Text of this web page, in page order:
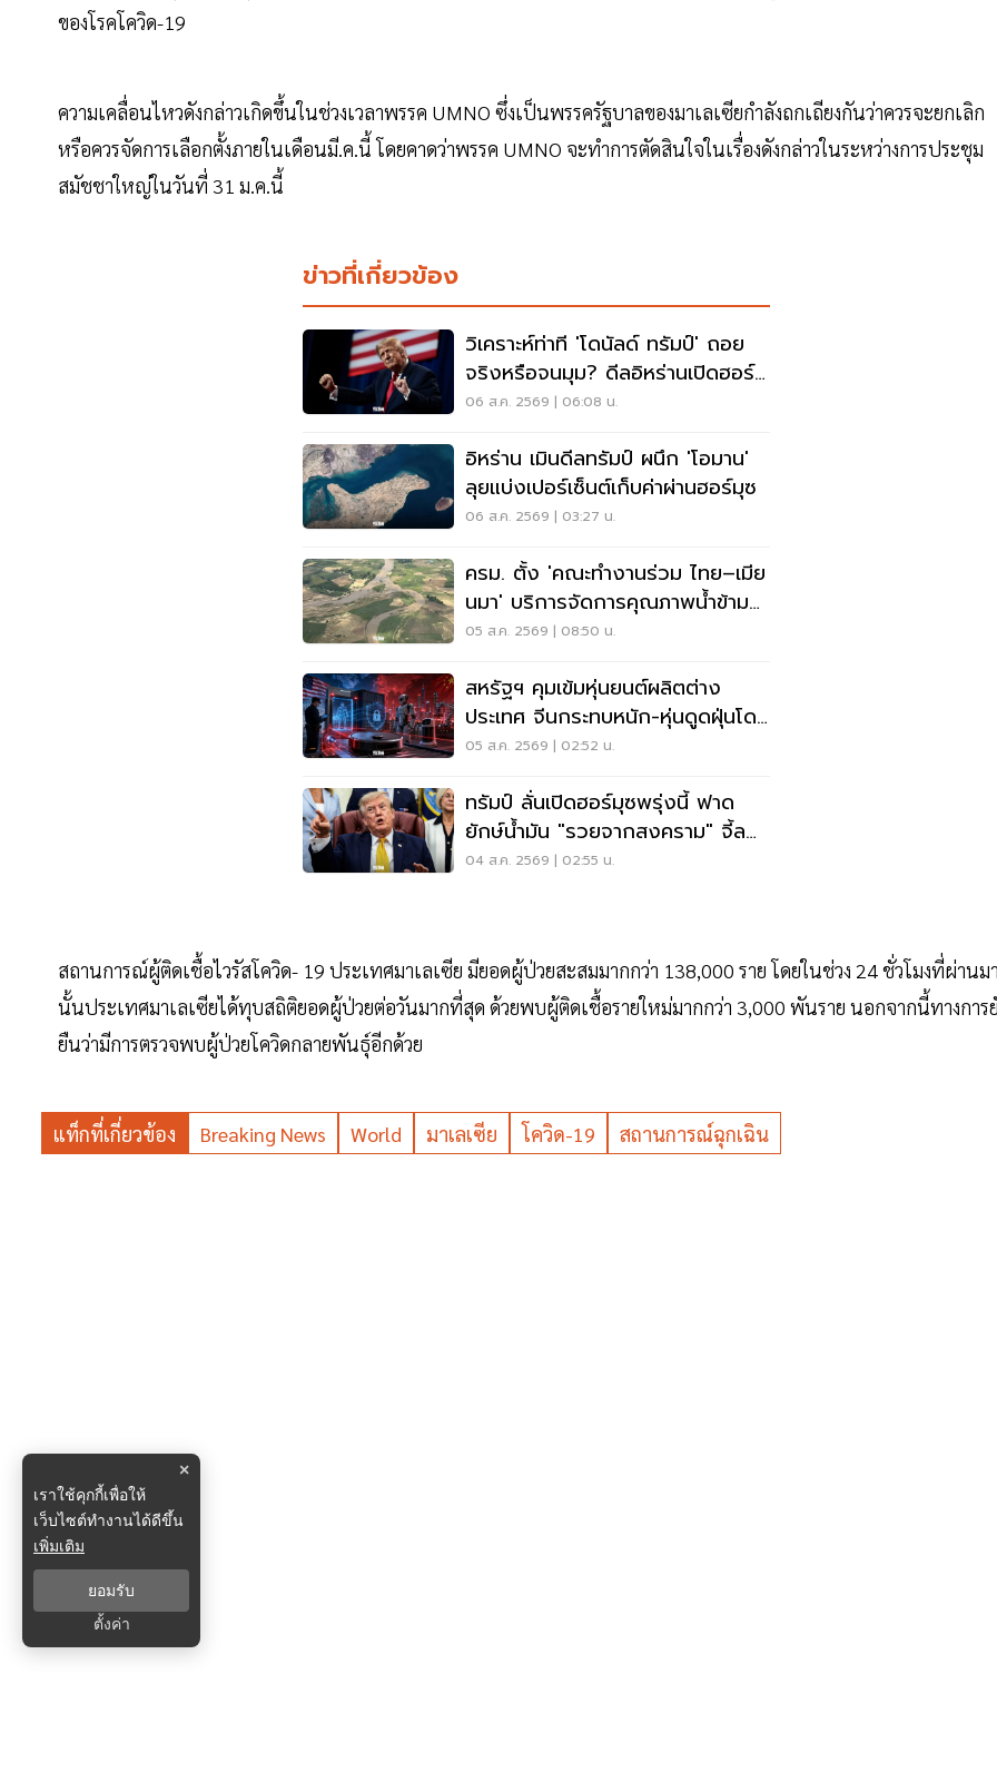
ของโรคโควิด-19
ความเคลื่อนไหวดังกล่าวเกิดขึ้นในช่วงเวลาพรรค UMNO ซึ่งเป็นพรรครัฐบาลของมาเลเซียกำลังถกเถียงกันว่าควรจะยกเลิก
หรือควรจัดการเลือกตั้งภายในเดือนมี.ค.นี้ โดยคาดว่าพรรค UMNO จะทำการตัดสินใจในเรื่องดังกล่าวในระหว่างการประชุม
สมัชชาใหญ่ในวันที่ 31 ม.ค.นี้
ข่าวที่เกี่ยวข้อง
วิเคราะห์ท่าที 'โดนัลด์ ทรัมป์' ถอย
จริงหรือจนมุม? ดีลอิหร่านเปิดฮอร์
มุซ
06 ส.ค. 2569 | 06:08 น.
อิหร่าน เมินดีลทรัมป์ ผนึก 'โอมาน'
ลุยแบ่งเปอร์เซ็นต์เก็บค่าผ่านฮอร์มุซ
06 ส.ค. 2569 | 03:27 น.
ครม. ตั้ง 'คณะทำงานร่วม ไทย–เมีย
นมา' บริการจัดการคุณภาพน้ำข้าม
แดน
05 ส.ค. 2569 | 08:50 น.
สหรัฐฯ คุมเข้มหุ่นยนต์ผลิตต่าง
ประเทศ จีนกระทบหนัก-หุ่นดูดฝุ่นโดน
ด้วย
05 ส.ค. 2569 | 02:52 น.
ทรัมป์ ลั่นเปิดฮอร์มุซพรุ่งนี้ ฟาด
ยักษ์น้ำมัน "รวยจากสงคราม" จี้ลด
ราคาด่วน
04 ส.ค. 2569 | 02:55 น.
สถานการณ์ผู้ติดเชื้อไวรัสโควิด- 19 ประเทศมาเลเซีย มียอดผู้ป่วยสะสมมากกว่า 138,000 ราย โดยในช่วง 24 ชั่วโมงที่ผ่านม
นั้นประเทศมาเลเซียได้ทุบสถิติยอดผู้ป่วยต่อวันมากที่สุด ด้วยพบผู้ติดเชื้อรายใหม่มากกว่า 3,000 พันราย นอกจากนี้ทางการ
ยืนว่ามีการตรวจพบผู้ป่วยโควิดกลายพันธุ์อีกด้วย
แท็กที่เกี่ยวข้อง Breaking News World มาเลเซีย โควิด-19 สถานการณ์ฉุกเฉิน
×
เราใช้คุกกี้เพื่อให้
เว็บไซต์ทำงานได้ดีขึ้น
เพิ่มเติม
ยอมรับ
ตั้งค่า